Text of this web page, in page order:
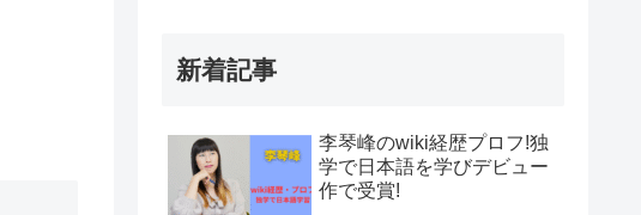
新着記事
李琴峰のwiki経歴プロフ!独
学で日本語を学びデビュー
作で受賞!